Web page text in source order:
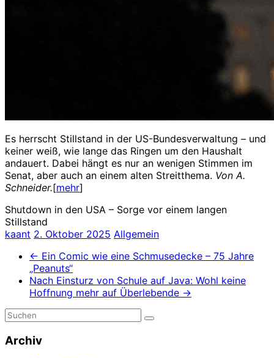
Es herrscht Stillstand in der US-Bundesverwaltung – und
keiner weiß, wie lange das Ringen um den Haushalt
andauert. Dabei hängt es nur an wenigen Stimmen im
Senat, aber auch an einem alten Streitthema. Von A.
Schneider.[mehr]
Shutdown in den USA – Sorge vor einem langen
Stillstand
kaant 2. Oktober 2025 Allgemein
← Ein Comic wie eine Schmusedecke – 75 Jahre
„Peanuts“
Nach Einsturz von Schule auf Java: Wohl keine
Hoffnung mehr auf Überlebende →
Archiv